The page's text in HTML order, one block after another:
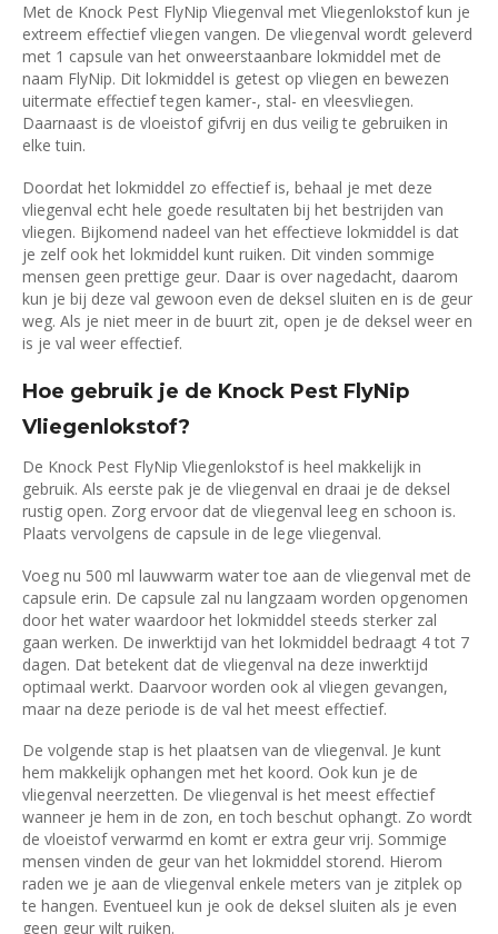
Met de Knock Pest FlyNip Vliegenval met Vliegenlokstof kun je
extreem effectief vliegen vangen. De vliegenval wordt geleverd
met 1 capsule van het onweerstaanbare lokmiddel met de
naam FlyNip. Dit lokmiddel is getest op vliegen en bewezen
uitermate effectief tegen kamer-, stal- en vleesvliegen.
Daarnaast is de vloeistof gifvrij en dus veilig te gebruiken in
elke tuin.
Doordat het lokmiddel zo effectief is, behaal je met deze
vliegenval echt hele goede resultaten bij het bestrijden van
vliegen. Bijkomend nadeel van het effectieve lokmiddel is dat
je zelf ook het lokmiddel kunt ruiken. Dit vinden sommige
mensen geen prettige geur. Daar is over nagedacht, daarom
kun je bij deze val gewoon even de deksel sluiten en is de geur
weg. Als je niet meer in de buurt zit, open je de deksel weer en
is je val weer effectief.
Hoe gebruik je de Knock Pest FlyNip
Vliegenlokstof?
De Knock Pest FlyNip Vliegenlokstof is heel makkelijk in
gebruik. Als eerste pak je de vliegenval en draai je de deksel
rustig open. Zorg ervoor dat de vliegenval leeg en schoon is.
Plaats vervolgens de capsule in de lege vliegenval.
Voeg nu 500 ml lauwwarm water toe aan de vliegenval met de
capsule erin. De capsule zal nu langzaam worden opgenomen
door het water waardoor het lokmiddel steeds sterker zal
gaan werken. De inwerktijd van het lokmiddel bedraagt 4 tot 7
dagen. Dat betekent dat de vliegenval na deze inwerktijd
optimaal werkt. Daarvoor worden ook al vliegen gevangen,
maar na deze periode is de val het meest effectief.
De volgende stap is het plaatsen van de vliegenval. Je kunt
hem makkelijk ophangen met het koord. Ook kun je de
vliegenval neerzetten. De vliegenval is het meest effectief
wanneer je hem in de zon, en toch beschut ophangt. Zo wordt
de vloeistof verwarmd en komt er extra geur vrij. Sommige
mensen vinden de geur van het lokmiddel storend. Hierom
raden we je aan de vliegenval enkele meters van je zitplek op
te hangen. Eventueel kun je ook de deksel sluiten als je even
geen geur wilt ruiken.